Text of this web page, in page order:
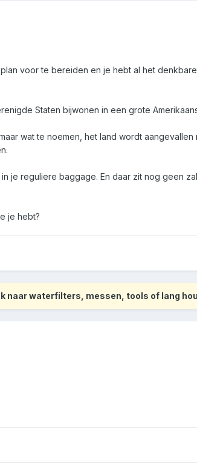
voor te bereiden en je hebt al het
Staten bijwonen in een grote
wat te noemen, het land wordt
je reguliere baggage. En daar zit nog geen
je hebt?
naar waterfilters, messen, tools of lang